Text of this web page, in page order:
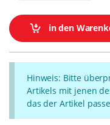
in den
Hinweis: Bitte
Artikels mit jenen
das der Artikel